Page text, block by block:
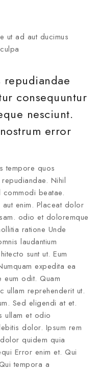
ut ad aut ducimus
consequuntur
nesciunt.
error
tempore quos
Nihil
beatae.
enim. Placeat dolor
odio et doloremque
ratione Unde
laudantium
sunt ut. Eum
expedita ea
eum odit. Quam
ullam reprehenderit ut.
Sed eligendi at et.
ullam et odio
dolor. Ipsum rem
quidem quia
Error enim et. Qui
tempora a